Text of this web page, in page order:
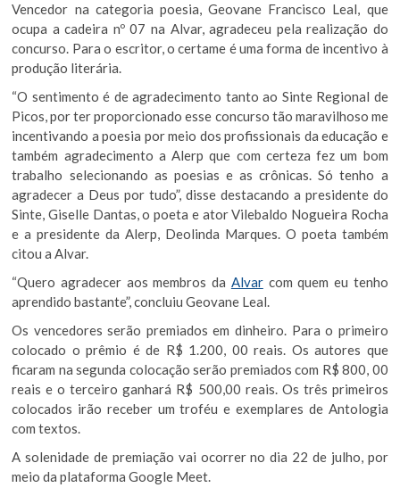
Vencedor na categoria poesia, Geovane Francisco Leal, que
ocupa a cadeira nº 07 na Alvar, agradeceu pela realização do
concurso. Para o escritor, o certame é uma forma de incentivo à
produção literária.
“O sentimento é de agradecimento tanto ao Sinte Regional de
Picos, por ter proporcionado esse concurso tão maravilhoso me
incentivando a poesia por meio dos profissionais da educação e
também agradecimento a Alerp que com certeza fez um bom
trabalho selecionando as poesias e as crônicas. Só tenho a
agradecer a Deus por tudo”, disse destacando a presidente do
Sinte, Giselle Dantas, o poeta e ator Vilebaldo Nogueira Rocha
e a presidente da Alerp, Deolinda Marques. O poeta também
citou a Alvar.
“Quero agradecer aos membros da Alvarcom quem eu tenho
aprendido bastante”, concluiu Geovane Leal.
Os vencedores serão premiados em dinheiro. Para o primeiro
colocado o prêmio é de R$ 1.200, 00 reais. Os autores que
ficaram na segunda colocação serão premiados com R$ 800, 00
reais e o terceiro ganhará R$ 500,00 reais. Os três primeiros
colocados irão receber um troféu e exemplares de Antologia
com textos.
A solenidade de premiação vai ocorrer no dia 22 de julho, por
meio da plataforma Google Meet.